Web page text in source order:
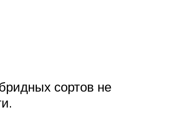
сортов не